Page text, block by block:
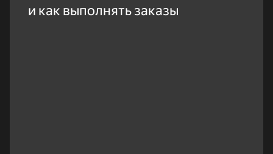
и как выполнять заказы